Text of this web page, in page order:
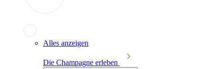
Alles anzeigen
Die Champagne erleben